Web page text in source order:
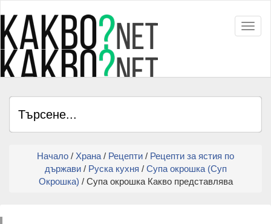
Начало / Храна / Рецепти / Рецепти за ястия по
държави/ Руска кухня / Супа окрошка (Суп
Окрошка) / Супа окрошка Какво представлява